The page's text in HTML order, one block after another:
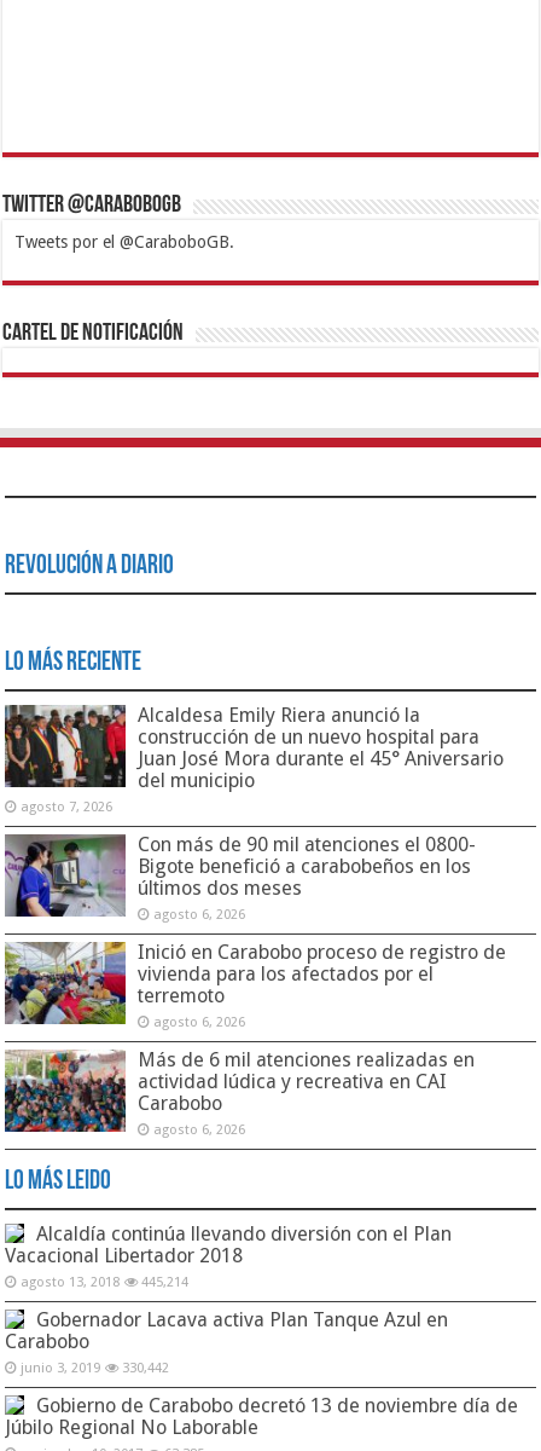
Twitter @CaraboboGB
Tweets por el @CaraboboGB.
1xbetBetturkeyBetistKralbetSupertotobetTipobetMatadorbetMariobet
https://mvbcasino.com/
Cartel de Notificación
Revolución a Diario
Lo Más Reciente
Alcaldesa Emily Riera anunció la
construcción de un nuevo hospital para
Juan José Mora durante el 45° Aniversario
del municipio
agosto 7, 2026
Con más de 90 mil atenciones el 0800-
Bigote benefició a carabobeños en los
últimos dos meses
agosto 6, 2026
Inició en Carabobo proceso de registro de
vivienda para los afectados por el
terremoto
agosto 6, 2026
Más de 6 mil atenciones realizadas en
actividad lúdica y recreativa en CAI
Carabobo
agosto 6, 2026
Lo Más Leido
Alcaldía continúa llevando diversión con el Plan
Vacacional Libertador 2018
agosto 13, 2018 445,214
Gobernador Lacava activa Plan Tanque Azul en
Carabobo
junio 3, 2019 330,442
Gobierno de Carabobo decretó 13 de noviembre día de
Júbilo Regional No Laborable